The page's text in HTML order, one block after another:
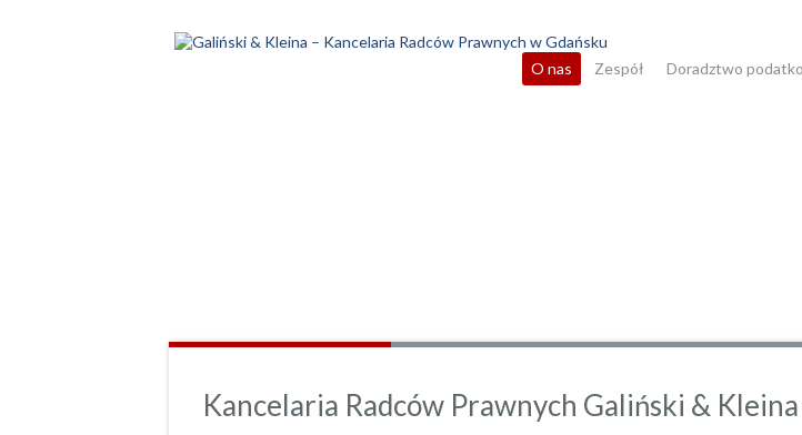
O nas Zespół Doradztwo
Kancelaria Radców Prawnych Galiński &